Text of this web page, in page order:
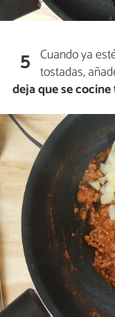
5 Cuando ya
tostadas,
deja que se